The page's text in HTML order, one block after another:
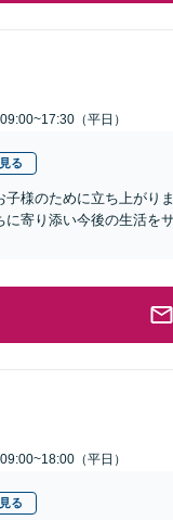
（平日）
る
子様のために立ち上がり
寄り添い今後の生活を
（平日）
る